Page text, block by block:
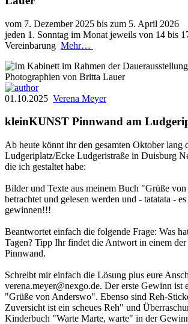
vom 7. Dezember 2025 bis zum 5. April 2026
jeden 1. Sonntag im Monat jeweils von 14 bis
Vereinbarung Mehr…
01.10.2025 Verena Meyer
kleinKUNST Pinnwand am
Ab heute könnt ihr den gesamten Oktober lang
Ludgeriplatz/Ecke Ludgeristraße in Duisburg
die ich gestaltet habe:
Bilder und Texte aus meinem Buch "Grüße
betrachtet und gelesen werden und - tatatata -
gewinnen!!!
Beantwortet einfach die folgende Frage: Was
Tagen? Tipp Ihr findet die Antwort in einem der
Pinnwand.
Schreibt mir einfach die Lösung plus eure
verena.meyer@nexgo.de. Der erste Gewinn ist
"Grüße von Anderswo". Ebenso sind Reh-
Zuversicht ist ein scheues Reh" und
Kinderbuch "Warte Marte, warte" in der